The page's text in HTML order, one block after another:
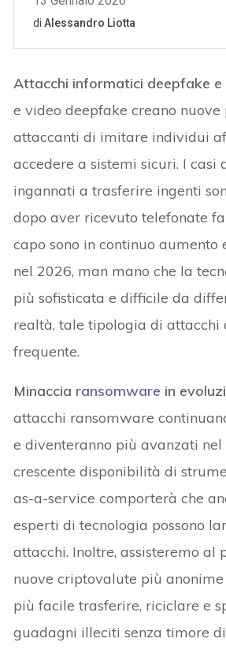
Attacchi informatici deepfake e
e video deepfake creano
attaccanti di imitare individui
accedere a sistemi sicuri. I casi
ingannati a trasferire ingenti
dopo aver ricevuto telefonate
capo sono in continuo aumento
nel 2026, man mano che la
più sofisticata e difficile da
realtà, tale tipologia di attacchi
frequente.
Minaccia ransomware in
attacchi ransomware
e diventeranno più avanzati nel
crescente disponibilità di
as-a-service comporterà che
esperti di tecnologia possono
attacchi. Inoltre, assisteremo al
nuove criptovalute più
più facile trasferire, riciclare e
guadagni illeciti senza timore